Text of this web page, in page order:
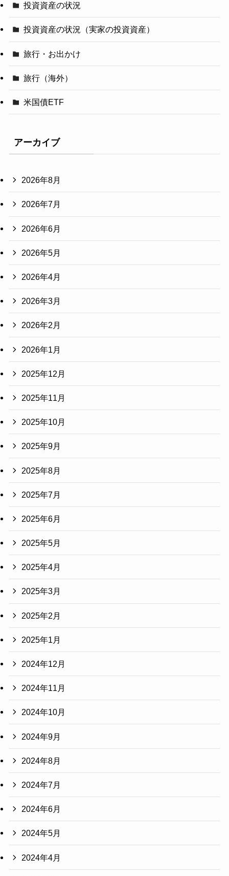
投資資産の状況
投資資産の状況（実家の投資資産）
旅行・お出かけ
旅行（海外）
米国債ETF
アーカイブ
2026年8月
2026年7月
2026年6月
2026年5月
2026年4月
2026年3月
2026年2月
2026年1月
2025年12月
2025年11月
2025年10月
2025年9月
2025年8月
2025年7月
2025年6月
2025年5月
2025年4月
2025年3月
2025年2月
2025年1月
2024年12月
2024年11月
2024年10月
2024年9月
2024年8月
2024年7月
2024年6月
2024年5月
2024年4月